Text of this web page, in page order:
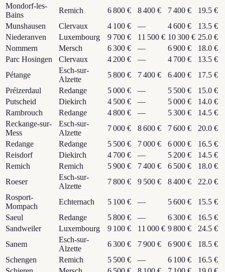
Mondorf-les-
Bains
Remich 6 800 € 8 400 € 7 400 €
19.5 €
Munshausen
Clervaux 4 100 € — 4 600 €
13.5 €
Niederanven
Luxembourg 9 700 € 11 500 € 10 300 € 25.0 €
Nommern
Mersch 6 300 € — 6 900 €
18.0 €
Parc Hosingen
Clervaux 4 200 € — 4 700 €
13.5 €
Pétange
Esch-sur-
Alzette
5 800 € 7 400 € 6 400 €
17.5 €
Préizerdaul
Redange 5 000 € — 5 500 €
15.0 €
Putscheid
Diekirch 4 500 € — 5 000 €
14.0 €
Rambrouch
Redange 4 800 € — 5 300 €
14.5 €
Reckange-sur-
Mess
Esch-sur-
Alzette
7 000 € 8 600 € 7 600 €
20.0 €
Redange
Redange 5 500 € 7 000 € 6 000 €
16.5 €
Reisdorf
Diekirch 4 700 € — 5 200 €
14.5 €
Remich
Remich 5 900 € 7 400 € 6 500 €
18.0 €
Roeser
Esch-sur-
Alzette
7 800 € 9 500 € 8 400 €
22.0 €
Rosport-
Mompach
Echternach 5 100 € — 5 600 €
15.5 €
Saeul
Redange 5 800 € — 6 300 €
16.5 €
Sandweiler
Luxembourg 9 100 € 11 000 € 9 800 €
24.5 €
Sanem
Esch-sur-
Alzette
6 300 € 7 900 € 6 900 €
18.5 €
Schengen
Remich 5 500 € — 6 100 €
16.5 €